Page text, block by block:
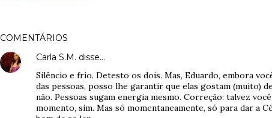
COMENTÁRIOS
Carla S.M. disse…
Silêncio e frio. Detesto os dois. Mas, Eduardo, embora
das pessoas, posso lhe garantir que elas gostam (muito)
não. Pessoas sugam energia mesmo. Correção: talvez
momento, sim. Mas só momentaneamente, só para dar a